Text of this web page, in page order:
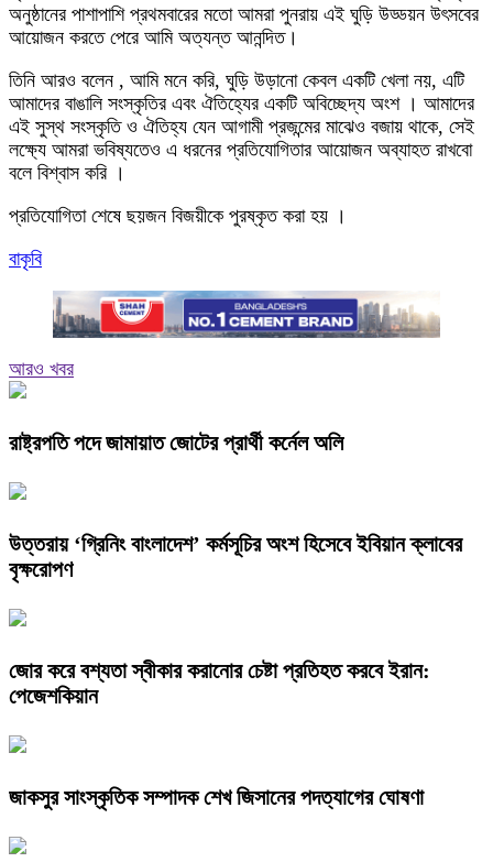
অনুষ্ঠানের পাশাপাশি প্রথমবারের মতো আমরা পুনরায় এই ঘুড়ি উড্ডয়ন উৎসবের
আয়োজন করতে পেরে আমি অত্যন্ত আনন্দিত।
তিনি আরও বলেন , ‎আমি মনে করি, ঘুড়ি উড়ানো কেবল একটি খেলা নয়, এটি
আমাদের বাঙালি সংস্কৃতির এবং ঐতিহ্যের একটি অবিচ্ছেদ্য অংশ । আমাদের
এই সুস্থ সংস্কৃতি ও ঐতিহ্য যেন আগামী প্রজন্মের মাঝেও বজায় থাকে, সেই
লক্ষ্যে আমরা ভবিষ্যতেও এ ধরনের প্রতিযোগিতার আয়োজন অব্যাহত রাখবো
বলে বিশ্বাস করি ।
প্রতিযোগিতা শেষে ছয়জন বিজয়ীকে পুরষ্কৃত করা হয় ।
বাকৃবি
আরও খবর
রাষ্ট্রপতি পদে জামায়াত জোটের প্রার্থী কর্নেল অলি
উত্তরায় ‘গ্রিনিং বাংলাদেশ’ কর্মসূচির অংশ হিসেবে ইবিয়ান ক্লাবের
বৃক্ষরোপণ
জোর করে বশ্যতা স্বীকার করানোর চেষ্টা প্রতিহত করবে ইরান:
পেজেশকিয়ান
জাকসুর সাংস্কৃতিক সম্পাদক শেখ জিসানের পদত্যাগের ঘোষণা